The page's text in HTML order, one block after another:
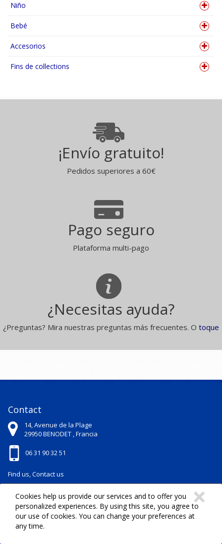
Niño
Bebé
Accesorios
Fins de collections
¡Envío gratuito!
Pedidos superiores a 60€
Pago seguro
Plataforma multi-pago
¿Necesitas ayuda?
¿Preguntas? Mira nuestras preguntas más frecuentes. O toque
Contact
14, Avenue de la Plage
29950BENODET ,Francia
06 31 90 32 51
Find us, Contact us
Useful links
Iniciar la sesi�n
Registro
×
Cookies help us provide our services and to offer you
personalized experiences. By using this site, you agree to
our use of cookies. You can change your preferences at
any time.